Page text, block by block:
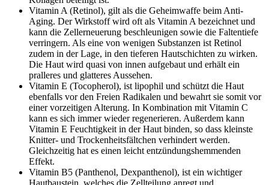
Vitamin A (Retinol), gilt als die Geheimwaffe beim Anti-
Aging. Der Wirkstoff wird oft als Vitamin A bezeichnet und
kann die Zellerneuerung beschleunigen sowie die Faltentiefe
verringern. Als eine von wenigen Substanzen ist Retinol
zudem in der Lage, in den tieferen Hautschichten zu wirken.
Die Haut wird quasi von innen aufgebaut und erhält ein
pralleres und glatteres Aussehen.
Vitamin E (Tocopherol), ist lipophil und schützt die Haut
ebenfalls vor den Freien Radikalen und bewahrt sie somit vor
einer vorzeitigen Alterung. In Kombination mit Vitamin C
kann es sich immer wieder regenerieren. Außerdem kann
Vitamin E Feuchtigkeit in der Haut binden, so dass kleinste
Knitter- und Trockenheitsfältchen verhindert werden.
Gleichzeitig hat es einen leicht entzündungshemmenden
Effekt.
Vitamin B5 (Panthenol, Dexpanthenol), ist ein wichtiger